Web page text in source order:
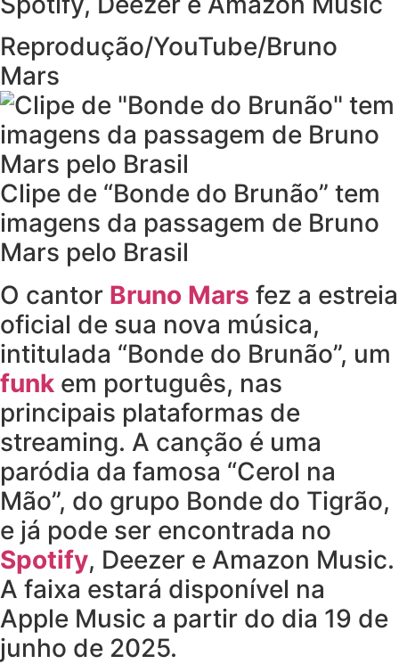
Reprodução/YouTube/Bruno
Mars
Clipe de “Bonde do Brunão” tem
imagens da passagem de Bruno
Mars pelo Brasil
O cantor Bruno Mars fez a estreia
oficial de sua nova música,
intitulada “Bonde do Brunão”, um
funk em português, nas
principais plataformas de
streaming. A canção é uma
paródia da famosa “Cerol na
Mão”, do grupo Bonde do Tigrão,
e já pode ser encontrada no
Spotify, Deezer e Amazon Music.
A faixa estará disponível na
Apple Music a partir do dia 19 de
junho de 2025.